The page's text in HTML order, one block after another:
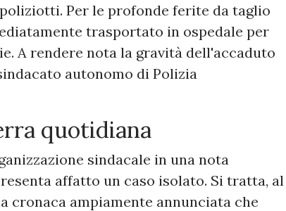
Per le profonde ferite da taglio
trasportato in ospedale per
A rendere nota la gravità dell'accaduto
autonomo di Polizia
quotidiana
sindacale in una nota
affatto un caso isolato. Si tratta, al
cronaca ampiamente annunciata che